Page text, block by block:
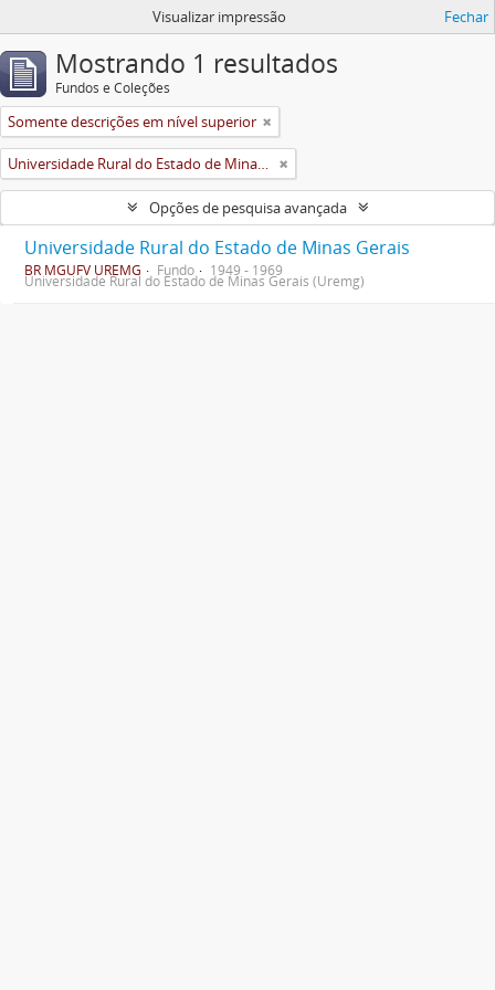
Visualizar impressão Fechar
Mostrando 1 resultados
Fundos e Coleções
Somente descrições em nível superior
Universidade Rural do Estado de Minas Gerais (Uremg)
Opções de pesquisa avançada
Universidade Rural do Estado de Minas Gerais
BR MGUFV UREMG Fundo 1949 - 1969
Universidade Rural do Estado de Minas Gerais (Uremg)